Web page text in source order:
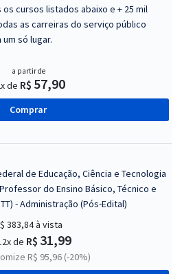
cursos listados abaixo e + 25 mil
as carreiras do serviço público
um só lugar.
a partir de
de R$ 57,90
Comprar
de Educação, Ciência e Tecnologia
do Ensino Básico, Técnico e
- Administração (Pós-Edital)
383,84à vista
de R$ 31,99
R$ 95,96 (-20%)